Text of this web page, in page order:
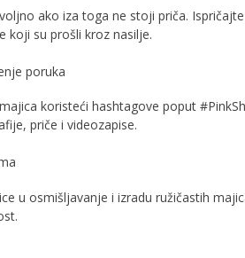
ako iza toga ne stoji priča.
koji su prošli kroz nasilje.
poruka
koristeći hashtagove poput
priče i videozapise.
u osmišljavanje i izradu ružičastih